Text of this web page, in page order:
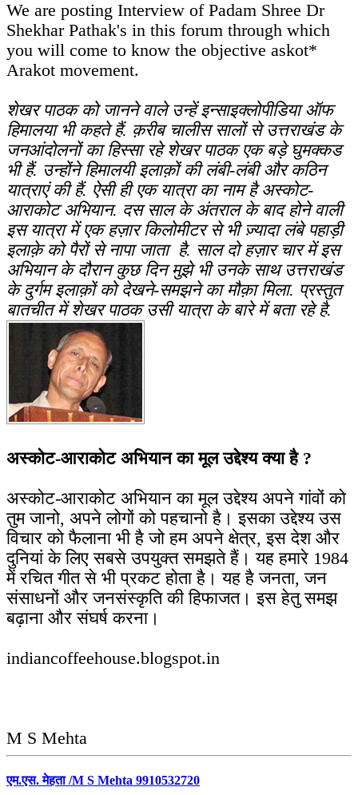
We are posting Interview of Padam Shree Dr
Shekhar Pathak's in this forum through which
you will come to know the objective askot*
Arakot movement.
शेखर पाठक को जानने वाले उन्हें इन्साइक्लोपीडिया ऑफ
हिमालया भी कहते हैं. क़रीब चालीस सालों से उत्तराखंड के
जनआंदोलनों का हिस्सा रहे शेखर पाठक एक बड़े घुमक्कड
भी हैं. उन्होंने हिमालयी इलाक़ों की लंबी-लंबी और कठिन
यात्राएं की हैं. ऐसी ही एक यात्रा का नाम है अस्कोट-
आराकोट अभियान. दस साल के अंतराल के बाद होने वाली
इस यात्रा में एक हज़ार किलोमीटर से भी ज़्यादा लंबे पहाड़ी
इलाक़े को पैरों से नापा जाता है. साल दो हज़ार चार में इस
अभियान के दौरान कुछ दिन मुझे भी उनके साथ उत्तराखंड
के दुर्गम इलाक़ों को देखने-समझने का मौक़ा मिला. प्रस्तुत
बातचीत में शेखर पाठक उसी यात्रा के बारे में बता रहे है.
अस्कोट-आराकोट अभियान का मूल उद्देश्य क्या है ?
अस्कोट-आराकोट अभियान का मूल उद्देश्य अपने गांवों को
तुम जानो, अपने लोगों को पहचानो है। इसका उद्देश्य उस
विचार को फैलाना भी है जो हम अपने क्षेत्र, इस देश और
दुनियां के लिए सबसे उपयुक्त समझते हैं। यह हमारे 1984
में रचित गीत से भी प्रकट होता है। यह है जनता, जन
संसाधनों और जनसंस्कृति की हिफाजत। इस हेतु समझ
बढ़ाना और संघर्ष करना।
indiancoffeehouse.blogspot.in
M S Mehta
एम.एस. मेहता /M S Mehta 9910532720